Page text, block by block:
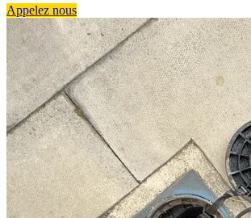
Appelez nous